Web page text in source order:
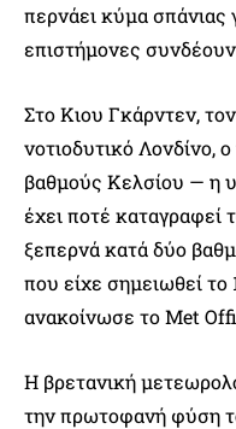
περνάει κύμα σπάνιας
επιστήμονες
Στο Κιου Γκάρντεν,
νοτιοδυτικό Λονδίνο,
βαθμούς Κελσίου — η
έχει ποτέ καταγραφεί
ξεπερνά κατά δύο
που είχε σημειωθεί το
ανακοίνωσε το Met
Η βρετανική
την πρωτοφανή φύση